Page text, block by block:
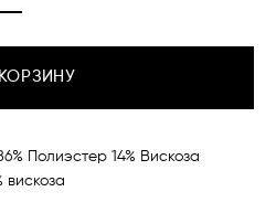
Полиэстер 14% Вискоза
вискоза